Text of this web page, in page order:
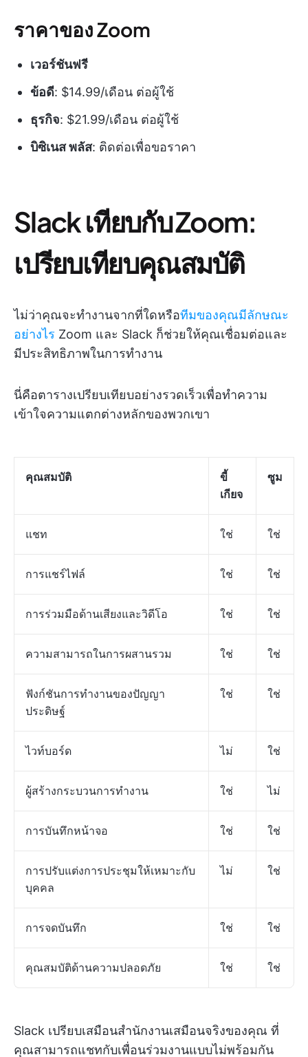
ราคาของ Zoom
เวอร์ชันฟรี
ข้อดี: $14.99/เดือน ต่อผู้ใช้
ธุรกิจ: $21.99/เดือน ต่อผู้ใช้
บิซิเนส พลัส: ติดต่อเพื่อขอราคา
Slack เทียบกับ Zoom:
เปรียบเทียบคุณสมบัติ
ไม่ว่าคุณจะทำงานจากที่ใดหรือทีมของคุณมีลักษณะ
อย่างไร Zoom และ Slack ก็ช่วยให้คุณเชื่อมต่อและ
มีประสิทธิภาพในการทำงาน
นี่คือตารางเปรียบเทียบอย่างรวดเร็วเพื่อทำความ
เข้าใจความแตกต่างหลักของพวกเขา
คุณสมบัติ
ขี้
เกียจ
ซูม
แชท ใช่ ใช่
การแชร์ไฟล์ ใช่ ใช่
การร่วมมือด้านเสียงและวิดีโอ ใช่ ใช่
ความสามารถในการผสานรวม ใช่ ใช่
ฟังก์ชันการทำงานของปัญญา
ประดิษฐ์
ใช่ ใช่
ไวท์บอร์ด ไม่ ใช่
ผู้สร้างกระบวนการทำงาน ใช่ ไม่
การบันทึกหน้าจอ ใช่ ใช่
การปรับแต่งการประชุมให้เหมาะกับ
บุคคล
ไม่ ใช่
การจดบันทึก ใช่ ใช่
คุณสมบัติด้านความปลอดภัย ใช่ ใช่
Slack เปรียบเสมือนสำนักงานเสมือนจริงของคุณ ที่
คุณสามารถแชทกับเพื่อนร่วมงานแบบไม่พร้อมกัน